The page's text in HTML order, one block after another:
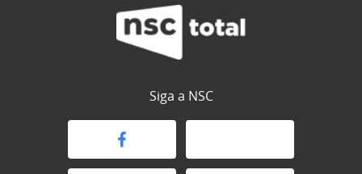
Siga a NSC